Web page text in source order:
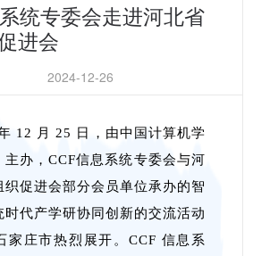
统专委会走进河北省
进会
2024-12-26
12 月 25 日，由中国计算机学
主办，CCF信息系统专委会与河
织促进会部分会员单位承办的智
时代产学研协同创新的交流活动
家庄市热烈展开。CCF 信息系